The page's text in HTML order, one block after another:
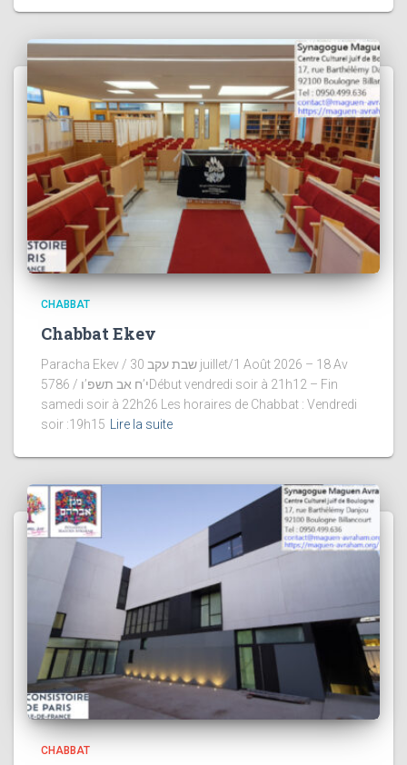
CHABBAT
Chabbat Ekev
Paracha Ekev / שבת עקב 30 juillet/1 Août 2026 – 18 Av
5786 / י’ח אב תשפ’וDébut vendredi soir à 21h12 – Fin
samedi soir à 22h26 Les horaires de Chabbat : Vendredi
soir :19h15 Lire la suite
CHABBAT